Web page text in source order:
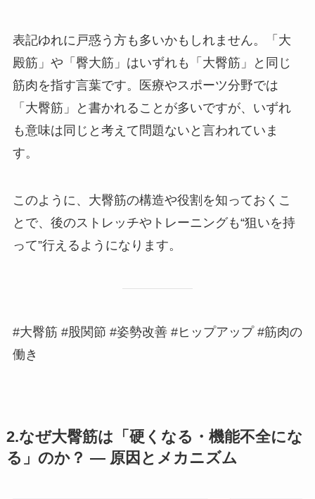
表記ゆれに戸惑う方も多いかもしれません。「大
殿筋」や「臀大筋」はいずれも「大臀筋」と同じ
筋肉を指す言葉です。医療やスポーツ分野では
「大臀筋」と書かれることが多いですが、いずれ
も意味は同じと考えて問題ないと言われていま
す。
このように、大臀筋の構造や役割を知っておくこ
とで、後のストレッチやトレーニングも“狙いを持
って”行えるようになります。
#大臀筋 #股関節 #姿勢改善 #ヒップアップ #筋肉の
働き
2.なぜ大臀筋は「硬くなる・機能不全にな
る」のか？ — 原因とメカニズム